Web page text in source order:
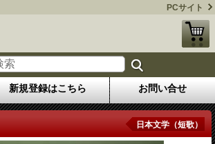
PCサイト
新規登録はこちら お問い合せ
日本文学（短歌）